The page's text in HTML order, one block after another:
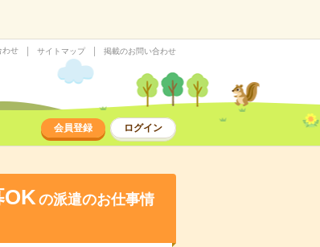
わせ サイトマップ 掲載のお問い合わせ
会員登録 ログイン
OKの派遣のお仕事情